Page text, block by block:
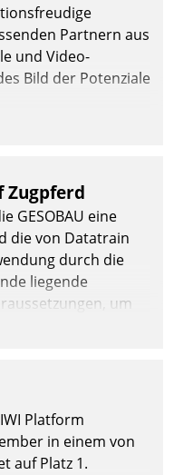
Partnern aus
und Video-
Bild der Potenziale
Zugpferd
GESOBAU eine
die von Datatrain
durch die
liegende
um
und weitere
Platform
in einem von
auf Platz 1.